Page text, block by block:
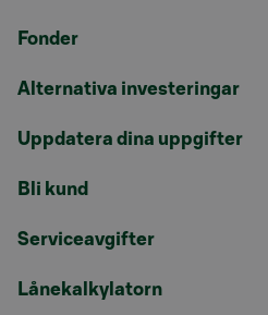
Fonder
Alternativa investeringar
Uppdatera dina uppgifter
Bli kund
Serviceavgifter
Lånekalkylatorn